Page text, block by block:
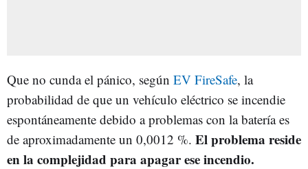
Que no cunda el pánico, según EV FireSafe, la
probabilidad de que un vehículo eléctrico se incendie
espontáneamente debido a problemas con la batería es
de aproximadamente un 0,0012 %. El problema reside
en la complejidad para apagar ese incendio.